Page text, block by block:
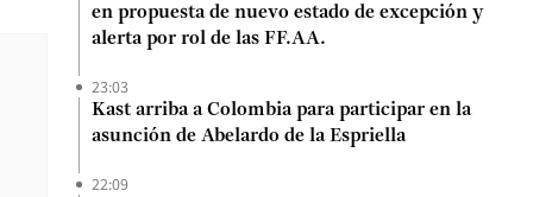
en propuesta de nuevo estado de excepción y
alerta por rol de las FF.AA.
23:03
Kast arriba a Colombia para participar en la
asunción de Abelardo de la Espriella
22:09